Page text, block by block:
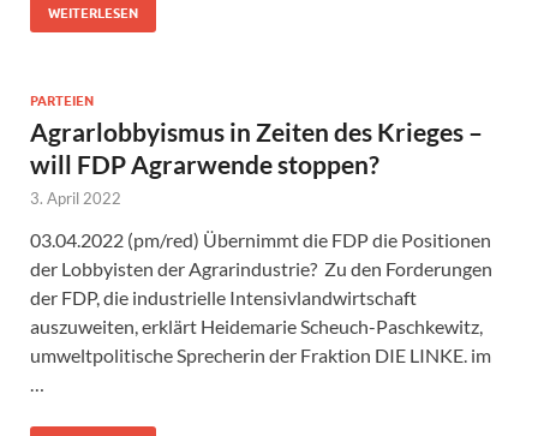
WEITERLESEN
PARTEIEN
Agrarlobbyismus in Zeiten des Krieges –
will FDP Agrarwende stoppen?
3. April 2022
03.04.2022 (pm/red) Übernimmt die FDP die Positionen
der Lobbyisten der Agrarindustrie? Zu den Forderungen
der FDP, die industrielle Intensivlandwirtschaft
auszuweiten, erklärt Heidemarie Scheuch-Paschkewitz,
umweltpolitische Sprecherin der Fraktion DIE LINKE. im
…